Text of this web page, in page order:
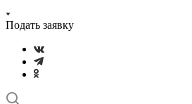
Подать заявку